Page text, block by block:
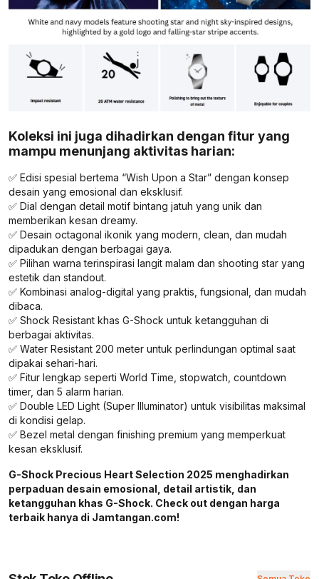
Koleksi ini juga dihadirkan dengan fitur yang
mampu menunjang aktivitas harian:
✅ Edisi spesial bertema “Wish Upon a Star” dengan konsep
desain yang emosional dan eksklusif.
✅ Dial dengan detail motif bintang jatuh yang unik dan
memberikan kesan dreamy.
✅ Desain octagonal ikonik yang modern, clean, dan mudah
dipadukan dengan berbagai gaya.
✅ Pilihan warna terinspirasi langit malam dan shooting star yang
estetik dan standout.
✅ Kombinasi analog-digital yang praktis, fungsional, dan mudah
dibaca.
✅ Shock Resistant khas G-Shock untuk ketangguhan di
berbagai aktivitas.
✅ Water Resistant 200 meter untuk perlindungan optimal saat
dipakai sehari-hari.
✅ Fitur lengkap seperti World Time, stopwatch, countdown
timer, dan 5 alarm harian.
✅ Double LED Light (Super Illuminator) untuk visibilitas maksimal
di kondisi gelap.
✅ Bezel metal dengan finishing premium yang memperkuat
kesan eksklusif.
G-Shock Precious Heart Selection 2025 menghadirkan
perpaduan desain emosional, detail artistik, dan
ketangguhan khas G-Shock. Check out dengan harga
terbaik hanya di Jamtangan.com!